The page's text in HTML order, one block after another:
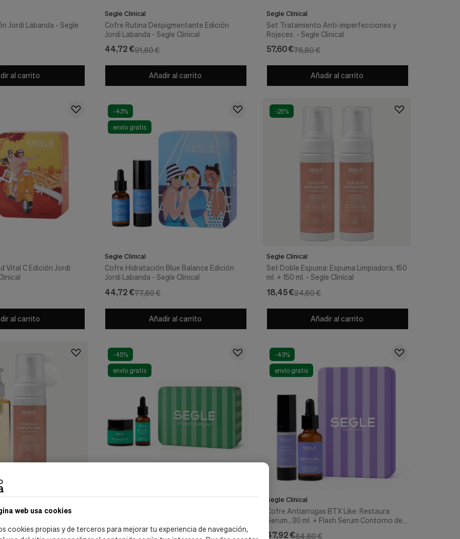
web usa cookies
cookies propias y de terceros para mejorar tu experiencia de navegación,
Jordi Labanda - Segle
al carrito
Segle Clinical
Cofre Rutina Despigmentante Edición
Jordi Labanda - Segle Clinical
91,80 €
44,72 €
Añadir al carrito
Segle Clinical
Set Tratamiento Anti-imperfecciones y
Rojeces. - Segle Clinical
76,80 €
57,60 €
Añadir al carrito
Vital C Edición Jordi
al carrito
-43%
envío gratis
Segle Clinical
Cofre Hidratación Blue Balance Edición
Jordi Labanda - Segle Clinical
77,80 €
44,72 €
Añadir al carrito
-25%
Segle Clinical
Set Doble Espuma: Espuma Limpiadora, 150
ml. + 150 ml. - Segle Clinical
24,60 €
18,45 €
Añadir al carrito
Desmaquillante,
-45%
envío gratis
Segle Clinical
78,90 €
43,43 €
-43%
envío gratis
Segle Clinical
Cofre Antiarrugas BTX Like: Restaura
Serum , 30 ml. + Flash Serum Contorno de
84,80 €
47,92 €